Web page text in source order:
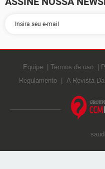
Equipe Termos de uso
Regulamento
A Revista